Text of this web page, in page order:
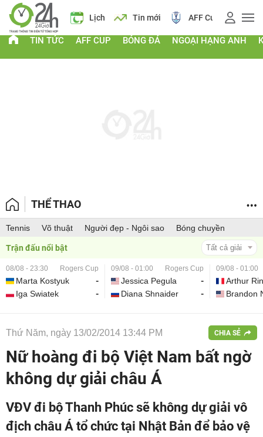
Lịch Tin mới AFF Cup Giá vàng
TIN TỨC AFF CUP BÓNG ĐÁ NGOẠI HẠNG ANH
THỂ THAO
Tennis Võ thuật Người đẹp - Ngôi sao Bóng chuyền
Trận đấu nổi bật Tất cả giải
08/08 - 23:30 Rogers Cup
Marta Kostyuk
-
Iga Swiatek
-
09/08 - 01:00 Rogers Cup
Jessica Pegula
-
Diana Shnaider
-
09/08 - 01:00
Arthur
Brandon
Thứ Năm, ngày 13/02/2014 13:44 PM CHIA SẺ
Nữ hoàng đi bộ Việt Nam bất ngờ
không dự giải châu Á
VĐV đi bộ Thanh Phúc sẽ không dự giải vô
địch châu Á tổ chức tại Nhật Bản để bảo vệ